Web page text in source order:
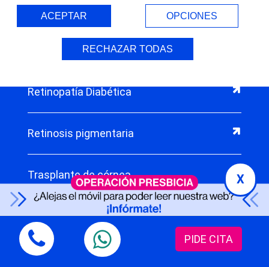
Queratocono
Retina y mácula
Retinopatía Diabética
Retinosis pigmentaria
Trasplante de córnea
Desprendimiento de retina
Estrabismo infantil
ACEPTAR OPCIONES
RECHAZAR TODAS
X
PIDE CITA